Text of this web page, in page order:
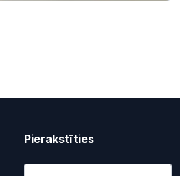
Pierakstīties
Lūdzu ievadiet e-pasta adresi